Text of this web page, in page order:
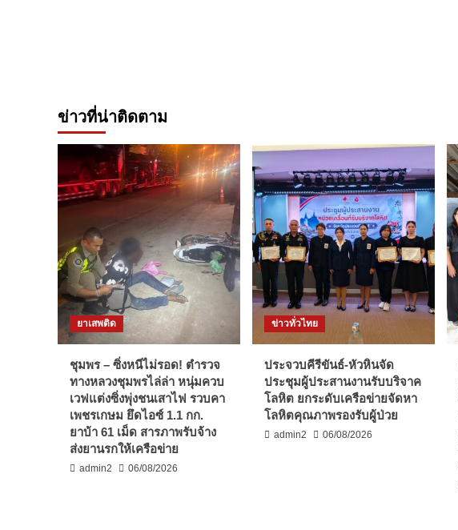
ข่าวที่น่าติดตาม
ยาเสพติด
ชุมพร – ซิ่งหนีไม่รอด! ตำรวจ
ทางหลวงชุมพรไล่ล่า หนุ่มควบ
เวฟแต่งซิ่งพุ่งชนเสาไฟ รวบคา
เพชรเกษม ยึดไอซ์ 1.1 กก.
ยาบ้า 61 เม็ด สารภาพรับจ้าง
ส่งยานรกให้เครือข่าย
admin2 06/08/2026
ข่าวทั่วไทย
ประจวบคีรีขันธ์-หัวหินจัด
ประชุมผู้ประสานงานรับบริจาค
โลหิต ยกระดับเครือข่ายจัดหา
โลหิตคุณภาพรองรับผู้ป่วย
admin2 06/08/2026